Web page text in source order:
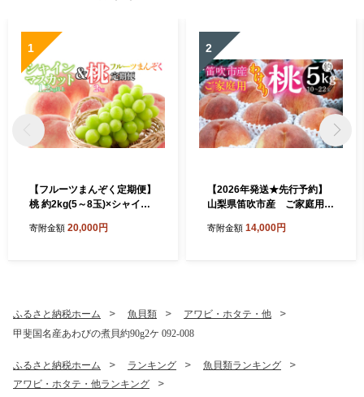
1
【フルーツまんぞく定期便】
桃 約2kg(5～8玉)×シャイン
房) 126-025 | 定期便 桃 シャ
寄附金額 20,000円
2
【2026年発送★先行予約】
山梨県笛吹市産 ご家庭用
22玉) 263-001-26y 冷蔵便
寄附金額 14,000円
ふるさと納税ホーム 魚貝類
アワビ・ホタテ・他
甲斐国名産あわびの煮貝約90g2ケ 092-008
ふるさと納税ホーム ランキング
魚貝類ランキング
アワビ・ホタテ・他ランキング